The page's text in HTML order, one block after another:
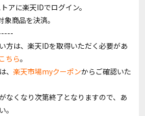
アに楽天IDでログイン。
商品を決済。
方は、楽天IDを取得いただく必要があ
こちら。
楽天市場myクーポンからご確認いた
なくなり次第終了となりますので、あ
。